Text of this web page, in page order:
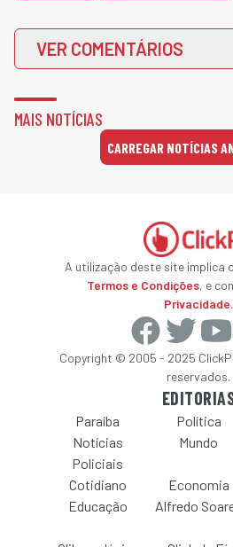
VER COMENTÁRIOS
MAIS NOTÍCIAS
CARREGAR NOTÍCIAS
A utilização deste site implica
Termos e Condições, e
Privacidade.
Copyright © 2005 - 2025
reservados.
Paraíba Política
Notícias
Policiais
Mundo
Cotidiano Economia
Educação
Alfredo